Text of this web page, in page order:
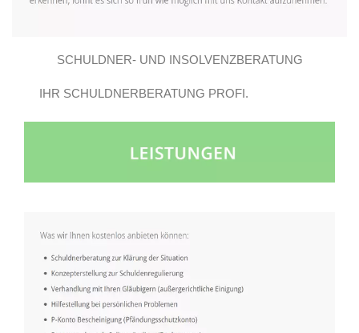
SCHULDNER- UND INSOLVENZBERATUNG
GROSSBEEREN E.V..
IHR SCHULDNERBERATUNG PROFI.